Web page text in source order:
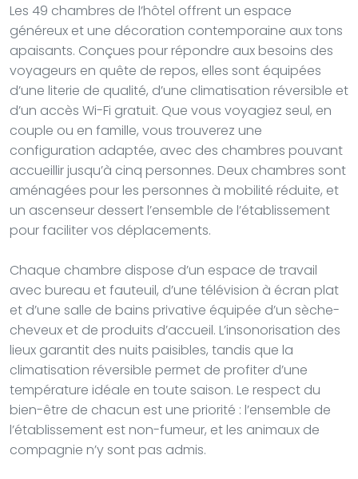
Les 49 chambres de l’hôtel offrent un espace
généreux et une décoration contemporaine aux tons
apaisants. Conçues pour répondre aux besoins des
voyageurs en quête de repos, elles sont équipées
d’une literie de qualité, d’une climatisation réversible et
d’un accès Wi-Fi gratuit. Que vous voyagiez seul, en
couple ou en famille, vous trouverez une
configuration adaptée, avec des chambres pouvant
accueillir jusqu’à cinq personnes. Deux chambres sont
aménagées pour les personnes à mobilité réduite, et
un ascenseur dessert l’ensemble de l’établissement
pour faciliter vos déplacements.
Chaque chambre dispose d’un espace de travail
avec bureau et fauteuil, d’une télévision à écran plat
et d’une salle de bains privative équipée d’un sèche-
cheveux et de produits d’accueil. L’insonorisation des
lieux garantit des nuits paisibles, tandis que la
climatisation réversible permet de profiter d’une
température idéale en toute saison. Le respect du
bien-être de chacun est une priorité : l’ensemble de
l’établissement est non-fumeur, et les animaux de
compagnie n’y sont pas admis.